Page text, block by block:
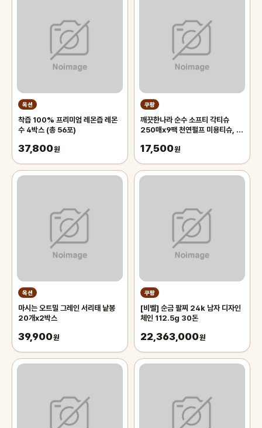
옥션
착즙 100% 프리미엄 레몬즙 레몬
수 4박스 (총 56포)
37,800원
쿠팡
깨끗한나라 순수 소프티 각티슈
250매x9팩 천연펄프 미용티슈, 3
17,500원
옥션
마시는 오트밀 그레인 서리태 낱봉
20개x2박스
39,900원
쿠팡
[비벨] 순금 팔찌 24k 남자 디자인
체인 112.5g 30돈
22,363,000원